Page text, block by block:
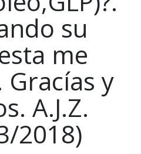
su
me
y
A.J.Z.
2018)